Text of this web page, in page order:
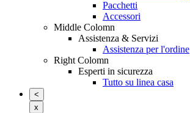
Pacchetti
Accessori
Middle Colomn
Assistenza & Servizi
Assistenza per l'ordine
Right Colomn
Esperti in sicurezza
Tutto su linea casa
<
x